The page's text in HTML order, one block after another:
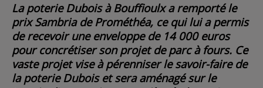
Régie Publicitaire
Fréquences
La poterie Dubois à Bouffioulx a remporté le
prix Sambria de Prométhéa, ce qui lui a permis
de recevoir une enveloppe de 14 000 euros
pour concrétiser son projet de parc à fours. Ce
vaste projet vise à pérenniser le savoir-faire de
la poterie Dubois et sera aménagé sur le